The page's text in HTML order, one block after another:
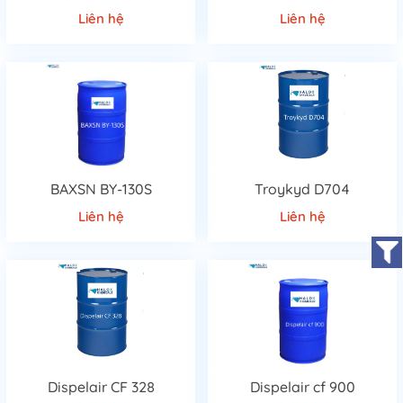
✔ Kiểm soát bọt trong quá trình sản xuất
✔ Cải thiện chất lượng bề mặt
Ngăn ngừa các khuyết tật như:
Lỗ kim (pinholes)
Bề mặt không đồng đều
✔ Tăng hiệu suất thi công
Giúp sơn trải đều, không bị nổi bọt khi thi công bằng lăn,
phun hoặc nhúng.
✔ Tối ưu chi phí sản xuất
Giảm hao hụt nguyên liệu và hạn chế sản phẩm lỗi.
Liên hệ Liên hệ
BAXSN BY-130S
Liên hệ
Troykyd D704
Liên hệ
Dispelair CF 328 Dispelair cf 900